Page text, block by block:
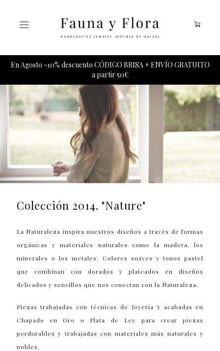
En Agosto -10% descuento CÓDIGO BRISA + ENVÍO GRATUITO
a partir 50€
Colección 2014. "Nature"
La Naturaleza inspira nuestros diseños a través de formas
orgánicas y materiales naturales como la madera, los
minerales o los metales. Colores suaves y tonos pastel
que combinan con dorados y plateados en diseños
delicados y sencillos que nos conectan con la Naturaleza.
Piezas trabajadas con técnicas de Joyería y acabadas en
Chapado en Oro o Plata de Ley para crear piezas
perdurables y trabajadas con materiales más naturales y
nobles.